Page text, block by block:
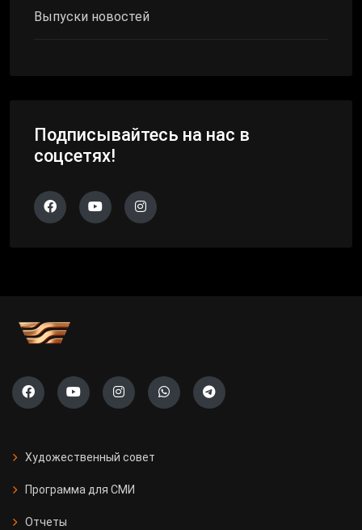
Выпуски новостей
Подписывайтесь на нас в
соцсетях!
Художественный совет
Программа для СМИ
Отчеты